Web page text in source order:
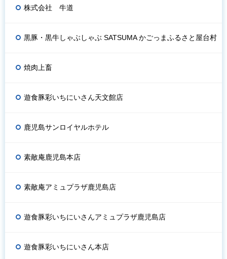
株式会社 牛道
黒豚・黒牛しゃぶしゃぶ SATSUMA かごっまふるさと屋台村
焼肉上畜
遊食豚彩いちにいさん天文館店
鹿児島サンロイヤルホテル
素敵庵鹿児島本店
素敵庵アミュプラザ鹿児島店
遊食豚彩いちにいさんアミュプラザ鹿児島店
遊食豚彩いちにいさん本店